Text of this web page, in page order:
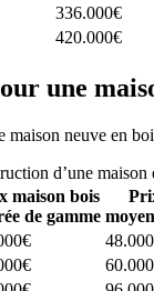
336.000€
420.000€
une
maison neuve en
d’une maison
maison bois
de gamme